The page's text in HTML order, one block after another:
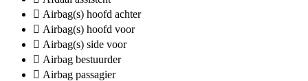
Airbag(s) hoofd achter
Airbag(s) hoofd voor
Airbag(s) side voor
Airbag bestuurder
Airbag passagier